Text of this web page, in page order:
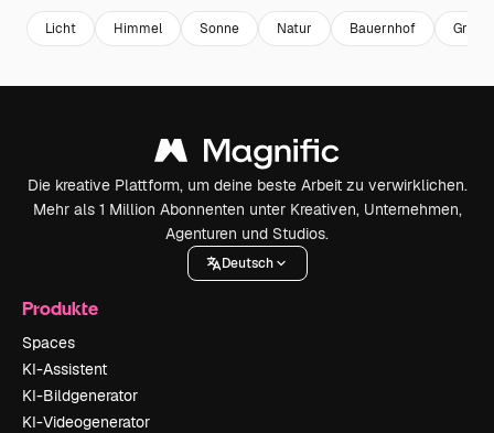
Licht Himmel Sonne Natur Bauernhof Gras
Die kreative Plattform, um deine beste Arbeit zu verwirklichen.
Mehr als 1 Million Abonnenten unter Kreativen, Unternehmen,
Agenturen und Studios.
Deutsch
Produkte
Spaces
KI-Assistent
KI-Bildgenerator
KI-Videogenerator